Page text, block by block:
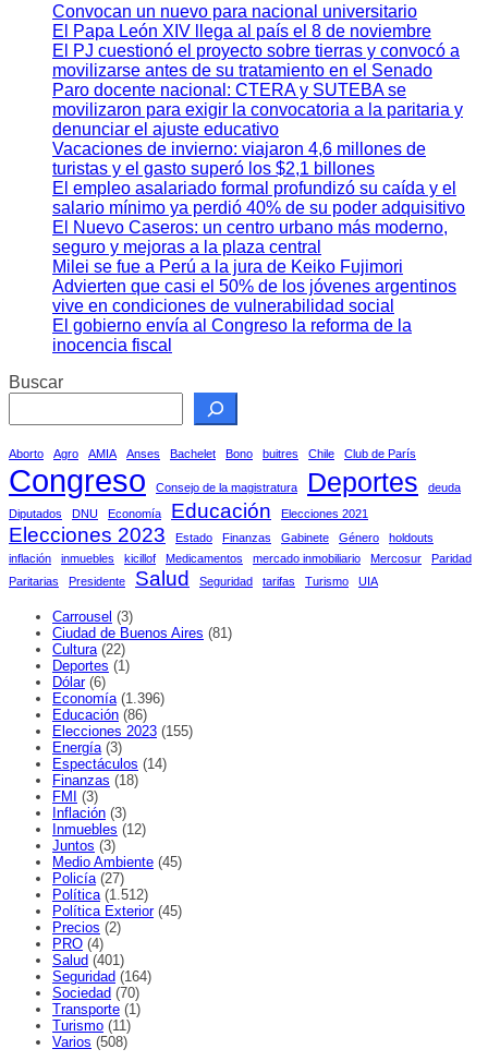
Convocan un nuevo para nacional universitario
El Papa León XIV llega al país el 8 de noviembre
El PJ cuestionó el proyecto sobre tierras y convocó a
movilizarse antes de su tratamiento en el Senado
Paro docente nacional: CTERA y SUTEBA se
movilizaron para exigir la convocatoria a la paritaria y
denunciar el ajuste educativo
Vacaciones de invierno: viajaron 4,6 millones de
turistas y el gasto superó los $2,1 billones
El empleo asalariado formal profundizó su caída y el
salario mínimo ya perdió 40% de su poder adquisitivo
El Nuevo Caseros: un centro urbano más moderno,
seguro y mejoras a la plaza central
Milei se fue a Perú a la jura de Keiko Fujimori
Advierten que casi el 50% de los jóvenes argentinos
vive en condiciones de vulnerabilidad social
El gobierno envía al Congreso la reforma de la
inocencia fiscal
Buscar
Aborto Agro AMIA Anses Bachelet Bono buitres Chile Club de París
Congreso Consejo de la magistratura Deportes
deuda
Diputados
DNU Economía Educación Elecciones 2021
Elecciones 2023 Estado Finanzas Gabinete Género
holdouts
inflación
inmuebles kicillof Medicamentos mercado inmobiliario Mercosur
Paridad
Paritarias
Presidente Salud Seguridad tarifas Turismo UIA
Carrousel (3)
Ciudad de Buenos Aires (81)
Cultura (22)
Deportes (1)
Dólar(6)
Economía (1.396)
Educación (86)
Elecciones 2023 (155)
Energía (3)
Espectáculos (14)
Finanzas (18)
FMI
(3)
Inflación (3)
Inmuebles (12)
Juntos (3)
Medio Ambiente (45)
Policía (27)
Política (1.512)
Política Exterior(45)
Precios (2)
PRO (4)
Salud (401)
Seguridad (164)
Sociedad (70)
Transporte (1)
Turismo (11)
Varios (508)